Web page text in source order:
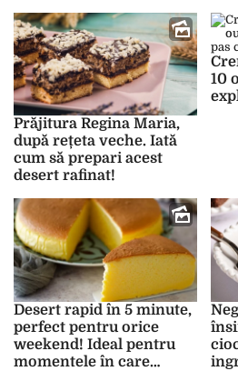
Prăjitura Regina Maria,
după rețeta veche. Iată
cum să prepari acest
desert rafinat!
10
Desert rapid în 5 minute,
perfect pentru orice
weekend! Ideal pentru
momentele în care